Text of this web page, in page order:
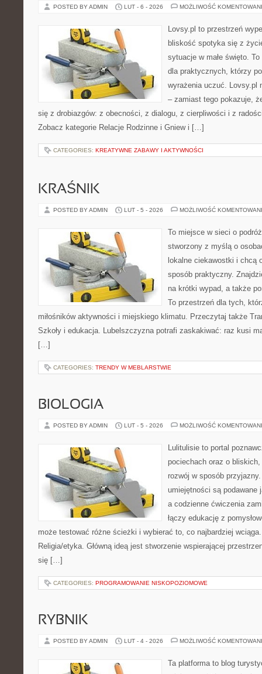
POSTED BY ADMIN LUT - 6 - 2026 MOŻLIWOŚĆ
Lovsy.pl to przestrzeń
bliskość spotyka się z
sytuacje w małe święto.
dla praktycznych, którzy
wyrażenia uczuć. Lovsy.pl
– zamiast tego pokazuje,
się z drobiazgów: z obecności, z dialogu, z cierpliwości i z
Zobacz kategorie Relacje Rodzinne i Gniew i […]
CATEGORIES: KREATYWNE ZABAWY I AKTYWNOŚCI
KRAŚNIK
POSTED BY ADMIN LUT - 5 - 2026 MOŻLIWOŚĆ
To miejsce w sieci o
stworzony z myślą o
lokalne ciekawostki i chcą
sposób praktyczny.
na krótki wypad, a także
To przestrzeń dla tych,
miłośników aktywności i miejskiego klimatu. Przeczytaj także
Szkoły i edukacja. Lubelszczyzna potrafi zaskakiwać: raz kusi
[…]
CATEGORIES: TRENDY W MEBLARSTWIE
BIOLOGIA
POSTED BY ADMIN LUT - 5 - 2026 MOŻLIWOŚĆ
Lulitulisie to portal
pociechach oraz o
rozwój w sposób
umiejętności są podawane
a codzienne ćwiczenia
łączy edukację z
może testować różne ścieżki i wybierać to, co najbardziej
Religia/etyka. Główną ideą jest stworzenie wspierającej
się […]
CATEGORIES: PROGRAMOWANIE NISKOPOZIOMOWE
RYBNIK
POSTED BY ADMIN LUT - 4 - 2026 MOŻLIWOŚĆ
Ta platforma to blog